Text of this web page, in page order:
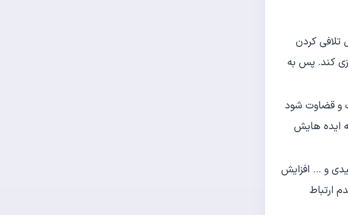
کردن
کند. پس به
و قضاوت شود
ایده هایش
و … افزایش
ارتباط